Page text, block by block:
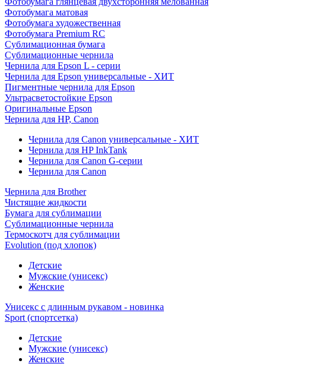
Фотобумага матовая
Фотобумага художественная
Фотобумага Premium RC
Сублимационная бумага
Сублимационные чернила
Чернила для Epson L - серии
Чернила для Epson универсальные - ХИТ
Пигментные чернила для Epson
Ультрасветостойкие Epson
Оригинальные Epson
Чернила для HP, Canon
Чернила для Canon универсальные - ХИТ
Чернила для HP InkTank
Чернила для Canon G-серии
Чернила для Canon
Чернила для Brother
Чистящие жидкости
Бумага для сублимации
Сублимационные чернила
Термоскотч для сублимации
Evolution (под хлопок)
Детские
Мужские (унисекс)
Женские
Унисекс с длинным рукавом - новинка
Sport (спортсетка)
Детские
Мужские (унисекс)
Женские